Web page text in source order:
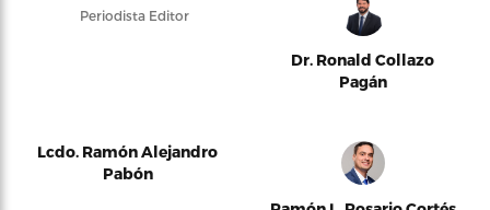
Periodista Editor
Dr. Ronald Collazo
Pagán
Lcdo. Ramón Alejandro
Pabón